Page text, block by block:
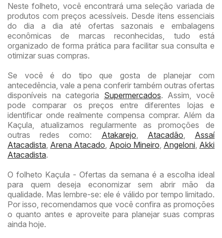
Neste folheto, você encontrará uma seleção variada de
produtos com preços acessíveis. Desde itens essenciais
do dia a dia até ofertas sazonais e embalagens
econômicas de marcas reconhecidas, tudo está
organizado de forma prática para facilitar sua consulta e
otimizar suas compras.
Se você é do tipo que gosta de planejar com
antecedência, vale a pena conferir também outras ofertas
disponíveis na categoria Supermercados. Assim, você
pode comparar os preços entre diferentes lojas e
identificar onde realmente compensa comprar. Além da
Kaçula, atualizamos regularmente as promoções de
outras redes como: Atakarejo Atacadão
Assaí
Atacadista Arena Atacado Apoio Mineiro Angeloni, Akki
Atacadista.
O folheto Kaçula - Ofertas da semana é a escolha ideal
para quem deseja economizar sem abrir mão da
qualidade. Mas lembre-se: ele é válido por tempo limitado.
Por isso, recomendamos que você confira as promoções
o quanto antes e aproveite para planejar suas compras
ainda hoje.